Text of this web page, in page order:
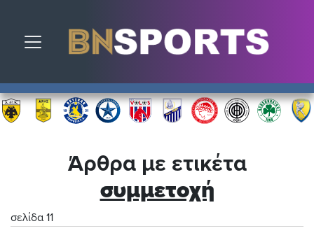
Toggle navigation
Άρθρα με ετικέτα
συμμετοχή
σελίδα 11